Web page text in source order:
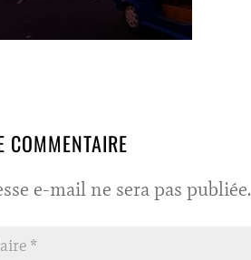
COMMENTAIRE
e-mail ne sera pas publiée.